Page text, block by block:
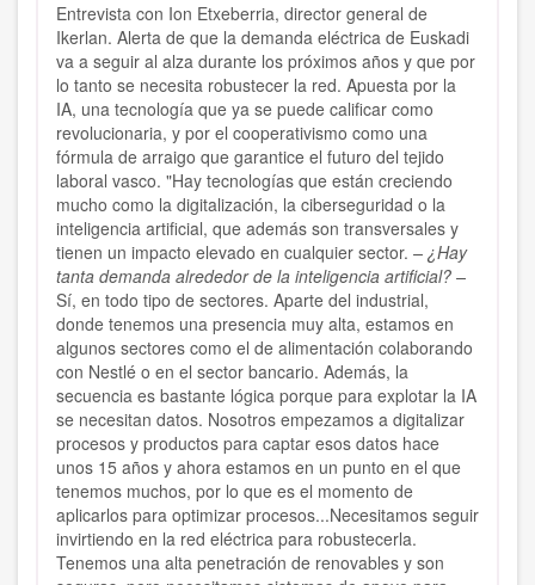
Entrevista con Ion Etxeberria, director general de
Ikerlan. Alerta de que la demanda eléctrica de Euskadi
va a seguir al alza durante los próximos años y que por
lo tanto se necesita robustecer la red. Apuesta por la
IA, una tecnología que ya se puede calificar como
revolucionaria, y por el cooperativismo como una
fórmula de arraigo que garantice el futuro del tejido
laboral vasco. "Hay tecnologías que están creciendo
mucho como la digitalización, la ciberseguridad o la
inteligencia artificial, que además son transversales y
tienen un impacto elevado en cualquier sector. – ¿Hay
tanta demanda alrededor de la inteligencia artificial? –
Sí, en todo tipo de sectores. Aparte del industrial,
donde tenemos una presencia muy alta, estamos en
algunos sectores como el de alimentación colaborando
con Nestlé o en el sector bancario. Además, la
secuencia es bastante lógica porque para explotar la IA
se necesitan datos. Nosotros empezamos a digitalizar
procesos y productos para captar esos datos hace
unos 15 años y ahora estamos en un punto en el que
tenemos muchos, por lo que es el momento de
aplicarlos para optimizar procesos...Necesitamos seguir
invirtiendo en la red eléctrica para robustecerla.
Tenemos una alta penetración de renovables y son